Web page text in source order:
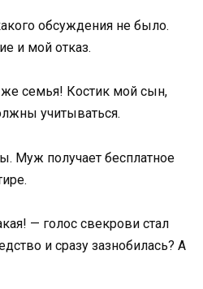
обсуждения не было.
и мой отказ.
семья! Костик мой сын,
учитываться.
Муж получает бесплатное
— голос свекрови стал
и сразу зазнобилась? А